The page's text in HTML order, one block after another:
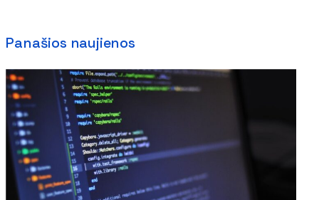
Panašios naujienos